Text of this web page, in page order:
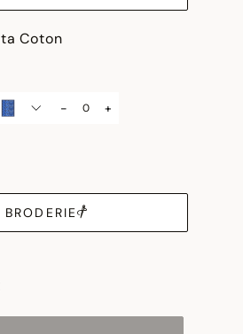
Coton
- +
BRODERIE